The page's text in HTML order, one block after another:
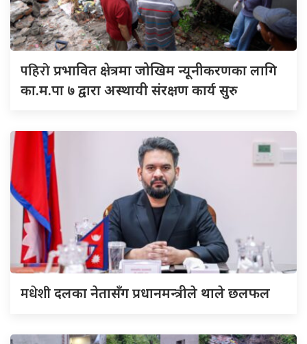
पहिरोप्रभावित क्षेत्रमा जोखिम न्यूनीकरणका लागि
का.म.पा ७ द्वारा अस्थायी संरक्षण कार्य सुरु
मधेशीदलका नेतासँग प्रधानमन्त्रीले थाले छलफल